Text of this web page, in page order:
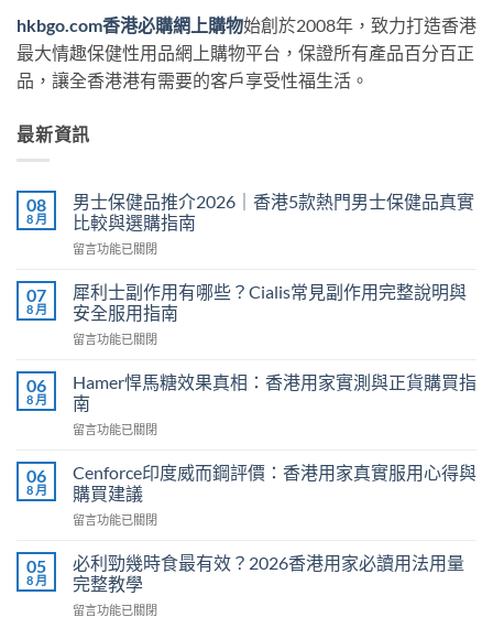
hkbgo.com香港必購網上購物始創於2008年，致力打造香港
最大情趣保健性用品網上購物平台，保證所有產品百分百正
品，讓全香港港有需要的客戶享受性福生活。
最新資訊
08
8 月
男士保健品推介2026｜香港5款熱門男士保健品真實
比較與選購指南
在
士
保
健
品
介
2026
｜
香
5
款
門
士
保
健
留言功能已關閉
07
8 月
犀利士副作用有哪些？Cialis常見副作用完整說明與
安全服用指南
在
利
士
副
作
有
哪
些？
Cialis
見
副
用
留言功能已關閉
06
8 月
Hamer悍馬糖效果真相：香港用家實測與正貨購買指
南
在
悍
馬
糖
效
真
相：
香
港
留言功能已關閉
06
8 月
Cenforce印度威而鋼評價：香港用家真實服用心得與
購買建議
在
印
度
威
而
留言功能已關閉
05
8 月
必利勁幾時食最有效？2026香港用家必讀用法用量
完整教學
在
留言功能已關閉